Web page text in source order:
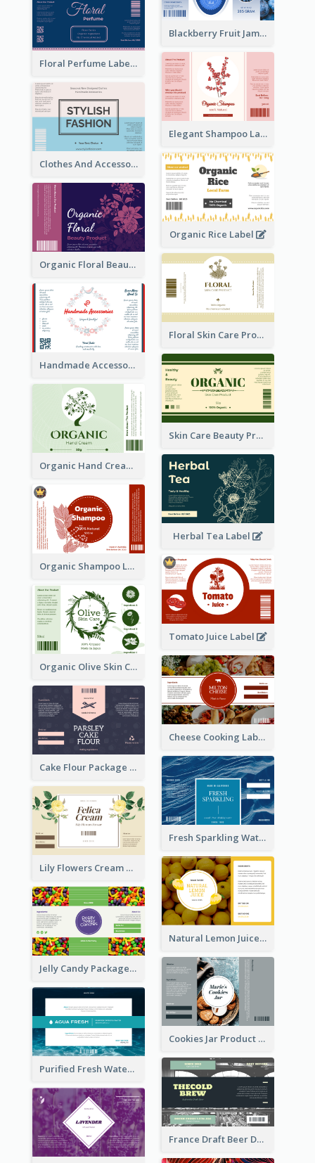
Blackberry Fruit Jam Label
Floral Perfume Label
Elegant Shampoo Label
Clothes And Accessories Label
Organic Rice Label
Organic Floral Beauty Product Label
Floral Skin Care Product Label
Handmade Accessories Label
Skin Care Beauty Product Label
Organic Hand Cream Label
Herbal Tea Label
Organic Shampoo Label
Tomato Juice Label
Organic Olive Skin Care Label
Cheese Cooking Label
Cake Flour Package Label
Fresh Sparkling Water Label
Lily Flowers Cream Product Label
Natural Lemon Juice Label
Jelly Candy Package Label
Cookies Jar Product Label
Purified Fresh Water Drink Label
France Draft Beer Drink Label